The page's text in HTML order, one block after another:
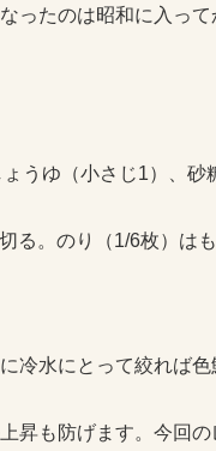
ったのは昭和に入って
うゆ（小さじ1）、砂
る。のり（1/6枚）はも
冷水にとって絞れば色
昇も防げます。今回の